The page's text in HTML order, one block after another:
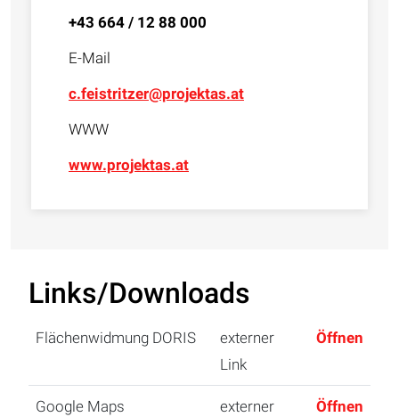
+43 664 / 12 88 000
E-Mail
c.feistritzer@projektas.at
WWW
www.projektas.at
Links/Downloads
Flächenwidmung DORIS
externer
Link
Öffnen
Google Maps
externer
Öffnen